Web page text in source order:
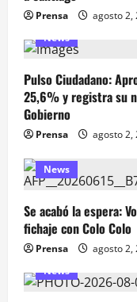
Prensa
agosto 2,
News
Pulso Ciudadano:
25,6% y registra su
Gobierno
Prensa agosto 2,
News
Se acabó la espera:
fichaje con Colo Colo
Prensa
agosto 2,
News